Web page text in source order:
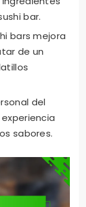
bar.
bars mejora
de un
del
sabores.